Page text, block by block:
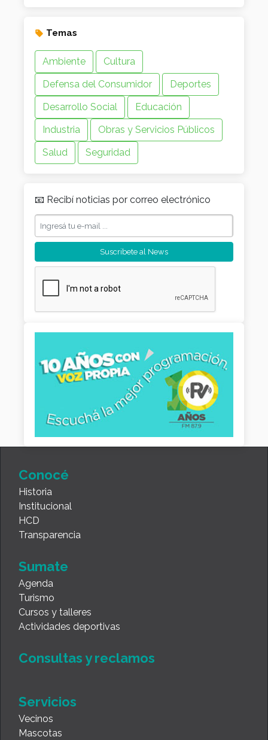
Temas
Ambiente
Cultura
Defensa del Consumidor
Deportes
Desarrollo Social
Educación
Industria
Obras y Servicios Públicos
Salud
Seguridad
📧 Recibí noticias por correo electrónico
Conocé
Historia
Institucional
HCD
Transparencia
Sumate
Agenda
Turismo
Cursos y talleres
Actividades deportivas
Consultas y reclamos
Servicios
Vecinos
Mascotas